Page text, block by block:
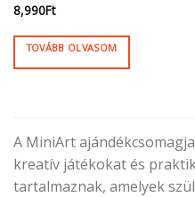
8,990Ft
TOVÁBB OLVASOM
A MiniArt
kreatív játékokat és
tartalmaznak, amelyek